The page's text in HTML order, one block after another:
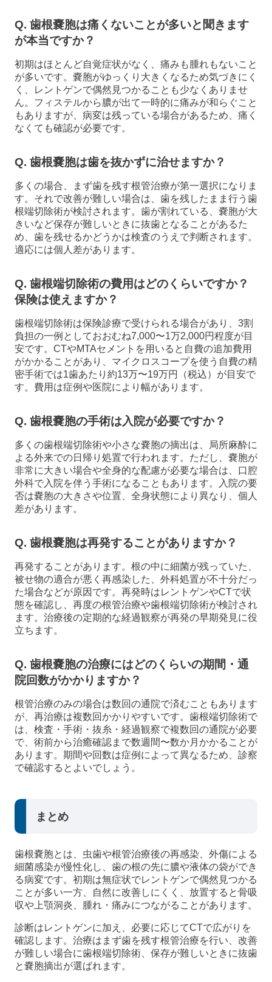
Q. 歯根嚢胞は痛くないことが多いと聞きます
が本当ですか？
初期はほとんど自覚症状がなく、痛みも腫れもないこと
が多いです。嚢胞がゆっくり大きくなるため気づきにく
く、レントゲンで偶然見つかることも少なくありませ
ん。フィステルから膿が出て一時的に痛みが和らぐこと
もありますが、病変は残っている場合があるため、痛く
なくても確認が必要です。
Q. 歯根嚢胞は歯を抜かずに治せますか？
多くの場合、まず歯を残す根管治療が第一選択になりま
す。それで改善が難しい場合は、歯を残したまま行う歯
根端切除術が検討されます。歯が割れている、嚢胞が大
きいなど保存が難しいときに抜歯となることがあるた
め、歯を残せるかどうかは検査のうえで判断されます。
適応には個人差があります。
Q. 歯根端切除術の費用はどのくらいですか？
保険は使えますか？
歯根端切除術は保険診療で受けられる場合があり、3割
負担の一例としておおむね7,000〜1万2,000円程度が目
安です。CTやMTAセメントを用いると自費の追加費用
がかかることがあり、マイクロスコープを使う自費の精
密手術では1歯あたり約13万〜19万円（税込）が目安で
す。費用は症例や医院により幅があります。
Q. 歯根嚢胞の手術は入院が必要ですか？
多くの歯根端切除術や小さな嚢胞の摘出は、局所麻酔に
よる外来での日帰り処置で行われます。ただし、嚢胞が
非常に大きい場合や全身的な配慮が必要な場合は、口腔
外科で入院を伴う手術になることもあります。入院の要
否は嚢胞の大きさや位置、全身状態により異なり、個人
差があります。
Q. 歯根嚢胞は再発することがありますか？
再発することがあります。根の中に細菌が残っていた、
被せ物の適合が悪く再感染した、外科処置が不十分だっ
た場合などが原因です。再発時はレントゲンやCTで状
態を確認し、再度の根管治療や歯根端切除術が検討され
ます。治療後の定期的な経過観察が再発の早期発見に役
立ちます。
Q. 歯根嚢胞の治療にはどのくらいの期間・通
院回数がかかりますか？
根管治療のみの場合は数回の通院で済むこともあります
が、再治療は複数回かかりやすいです。歯根端切除術で
は、検査・手術・抜糸・経過観察で複数回の通院が必要
で、術前から治癒確認まで数週間〜数か月かかることが
あります。期間や回数は症例によって異なるため、診察
で確認するとよいでしょう。
まとめ
歯根嚢胞とは、虫歯や根管治療後の再感染、外傷による
細菌感染が慢性化し、歯の根の先に膿や液体の袋ができ
る病変です。初期は無症状でレントゲンで偶然見つかる
ことが多い一方、自然に改善しにくく、放置すると骨吸
収や上顎洞炎、腫れ・痛みにつながることがあります。
診断はレントゲンに加え、必要に応じてCTで広がりを
確認します。治療はまず歯を残す根管治療を行い、改善
が難しい場合に歯根端切除術、保存が難しいときに抜歯
と嚢胞摘出が選ばれます。